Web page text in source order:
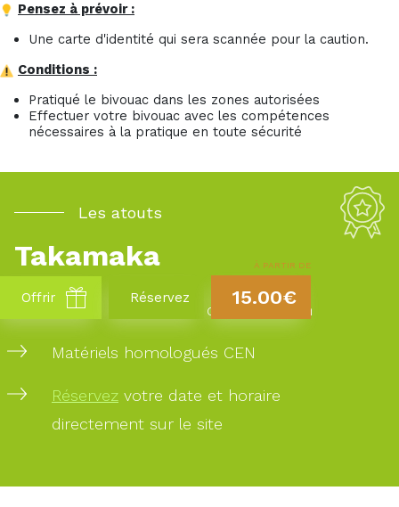
Pensez à prévoir :
Une carte d'identité qui sera scannée pour la caution.
Conditions :
Pratiqué le bivouac dans les zones autorisées
Effectuer votre bivouac avec les compétences
nécessaires à la pratique en toute sécurité
Les atouts
Takamaka
20 ans d’experience dans la région
Matériels homologués CEN
Réservez votre date et horaire
directement sur le site
Offrir Réservez
À PARTIR DE
15.00€
PAIEMENT